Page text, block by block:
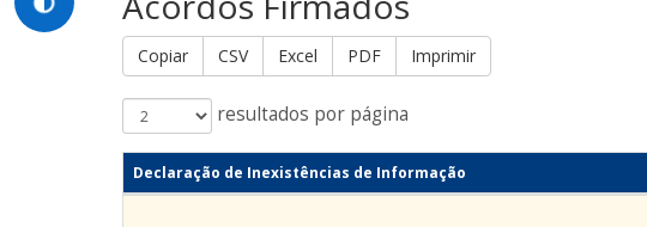
Copiar CSV Excel PDF Imprimir
resultados por página
Declaração de Inexistências de Informação